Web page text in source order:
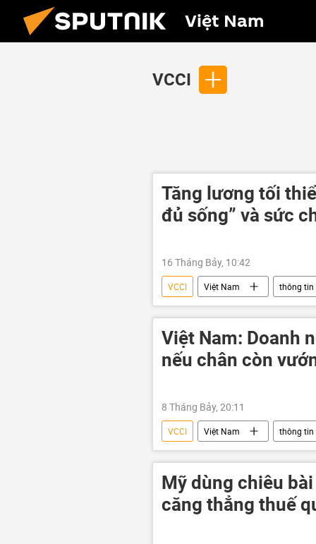
Việt Nam
VCCI
Tăng lương tối
đủ sống” và sức
16 Tháng Bảy, 10:42
VCCI Việt Nam thông tin
người lao động
năng suất
Việt Nam: Doanh
nếu chân còn
8 Tháng Bảy, 20:11
VCCI Việt Nam thông tin
doanh nhân
Mỹ dùng chiêu
căng thẳng thuế